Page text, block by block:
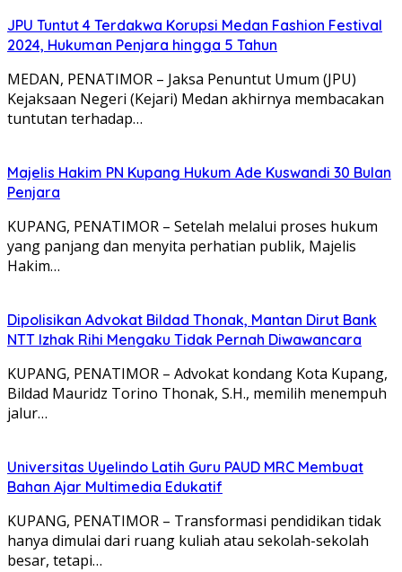
JPU Tuntut 4 Terdakwa Korupsi Medan Fashion Festival
2024, Hukuman Penjara hingga 5 Tahun
MEDAN, PENATIMOR – Jaksa Penuntut Umum (JPU)
Kejaksaan Negeri (Kejari) Medan akhirnya membacakan
tuntutan terhadap…
Majelis Hakim PN Kupang Hukum Ade Kuswandi 30 Bulan
Penjara
KUPANG, PENATIMOR – Setelah melalui proses hukum
yang panjang dan menyita perhatian publik, Majelis
Hakim…
Dipolisikan Advokat Bildad Thonak, Mantan Dirut Bank
NTT Izhak Rihi Mengaku Tidak Pernah Diwawancara
KUPANG, PENATIMOR – Advokat kondang Kota Kupang,
Bildad Mauridz Torino Thonak, S.H., memilih menempuh
jalur…
Universitas Uyelindo Latih Guru PAUD MRC Membuat
Bahan Ajar Multimedia Edukatif
KUPANG, PENATIMOR – Transformasi pendidikan tidak
hanya dimulai dari ruang kuliah atau sekolah-sekolah
besar, tetapi…